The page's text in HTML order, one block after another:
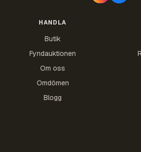
HANDLA
Butik
Fyndauktionen
Om oss
Omdömen
Blogg